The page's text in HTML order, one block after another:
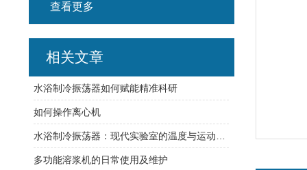
查看更多
相关文章
水浴制冷振荡器如何赋能精准科研
如何操作离心机
多功能溶浆机的日常使用及维护